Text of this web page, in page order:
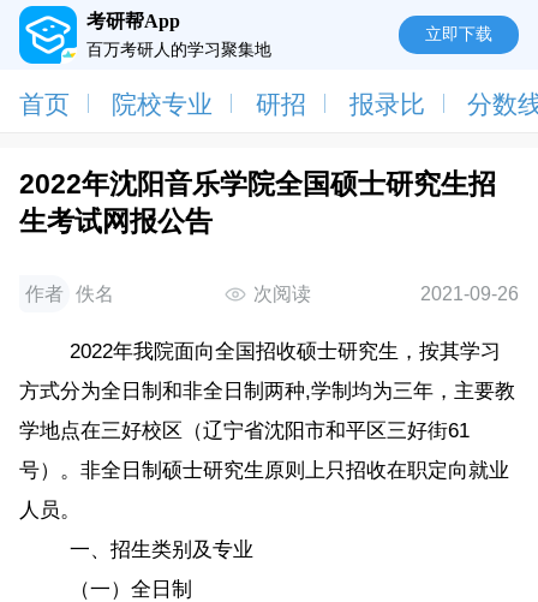
考研帮App
百万考研人的学习聚集地
立即下载
首页 院校专业 研招 报录比 分数
2022年沈阳音乐学院全国硕士研究生招
生考试网报公告
作者 佚名 次阅读 2021-09-26
2022年我院面向全国招收硕士研究生，按其学习
方式分为全日制和非全日制两种,学制均为三年，主要教
学地点在三好校区（辽宁省沈阳市和平区三好街61
号）。非全日制硕士研究生原则上只招收在职定向就业
人员。
一、招生类别及专业
（一）全日制